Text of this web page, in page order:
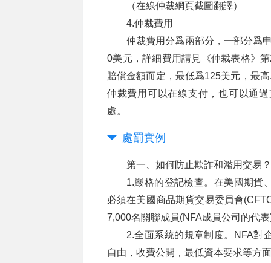
（在線仲裁網頁截圖翻譯）
4.仲裁費用
仲裁費用分爲兩部分，一部分爲
0美元，詳細費用請見《仲裁表格》
賠償金額而定，最低爲125美元，最
仲裁費用可以在線支付，也可以通
處。
處罰實例
第一、如何防止欺詐和濫用交易？
1.嚴格的登記檢查。在美國期貨
必須在美國商品期貨交易委員會
7,000名關聯成員(NFA成員公司的代
2.全面系統的規章制度。NFA對
自由，收費公開，最低資本要求等方